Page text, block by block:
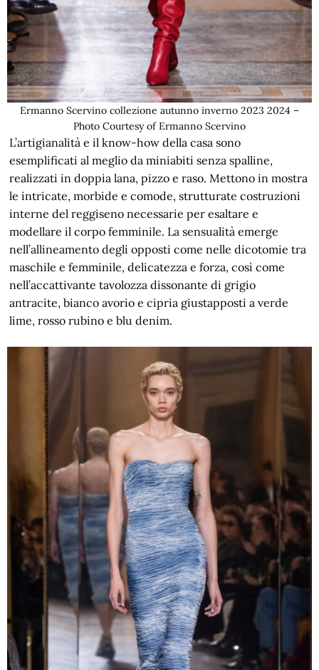
Ermanno Scervino collezione autunno inverno 2023 2024 –
Photo Courtesy of Ermanno Scervino
L’artigianalità e il know-how della casa sono
esemplificati al meglio da miniabiti senza spalline,
realizzati in doppia lana, pizzo e raso. Mettono in mostra
le intricate, morbide e comode, strutturate costruzioni
interne del reggiseno necessarie per esaltare e
modellare il corpo femminile. La sensualità emerge
nell’allineamento degli opposti come nelle dicotomie tra
maschile e femminile, delicatezza e forza, così come
nell’accattivante tavolozza dissonante di grigio
antracite, bianco avorio e cipria giustapposti a verde
lime, rosso rubino e blu denim.